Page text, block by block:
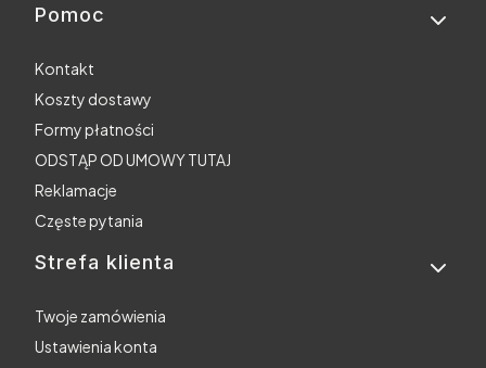
Linki w stopce
Pomoc
Kontakt
Koszty dostawy
Formy płatności
ODSTĄP OD UMOWY TUTAJ
Reklamacje
Częste pytania
Strefa klienta
Twoje zamówienia
Ustawienia konta